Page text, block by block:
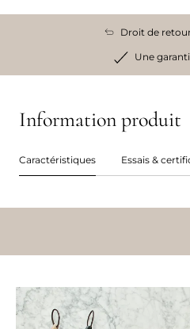
Droit de
Une
Information produit
Caractéristiques Essais &